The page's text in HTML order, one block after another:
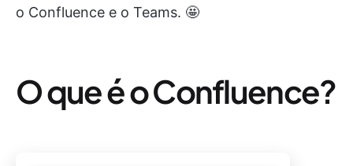
o Confluence e o Teams. 🤩
O que é o Confluence?